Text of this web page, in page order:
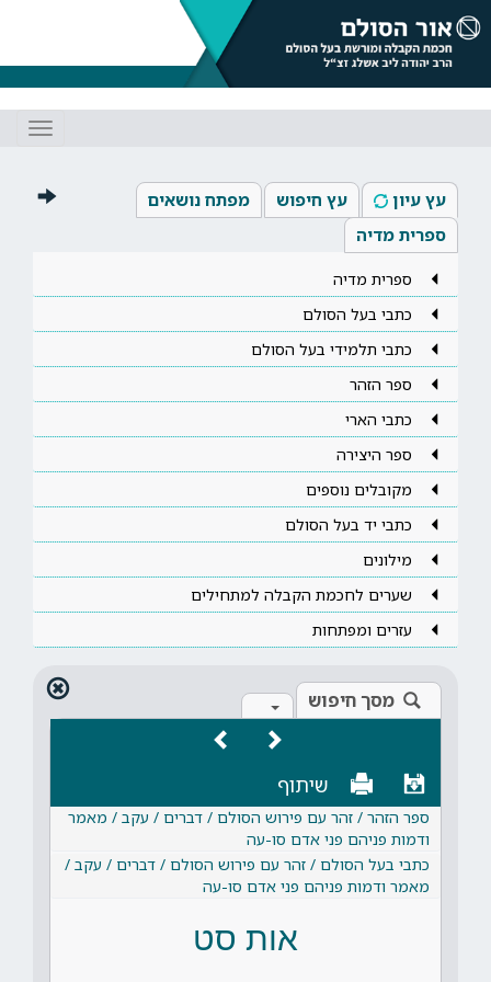
עץ עיון עץ חיפוש
מפתח נושאים
ספרית מדיה
ספרית מדיה
כתבי בעל הסולם
כתבי תלמידי בעל הסולם
ספר הזהר
כתבי הארי
ספר היצירה
מקובלים נוספים
כתבי יד בעל הסולם
מילונים
שערים לחכמת הקבלה למתחילים
עזרים ומפתחות
מסך חיפוש
שיתוף
ספר הזהר / זהר עם פירוש הסולם / דברים / עקב / מאמר
ודמות פניהם פני אדם סו-עה
כתבי בעל הסולם / זהר עם פירוש הסולם / דברים / עקב /
מאמר ודמות פניהם פני אדם סו-עה
אות סט